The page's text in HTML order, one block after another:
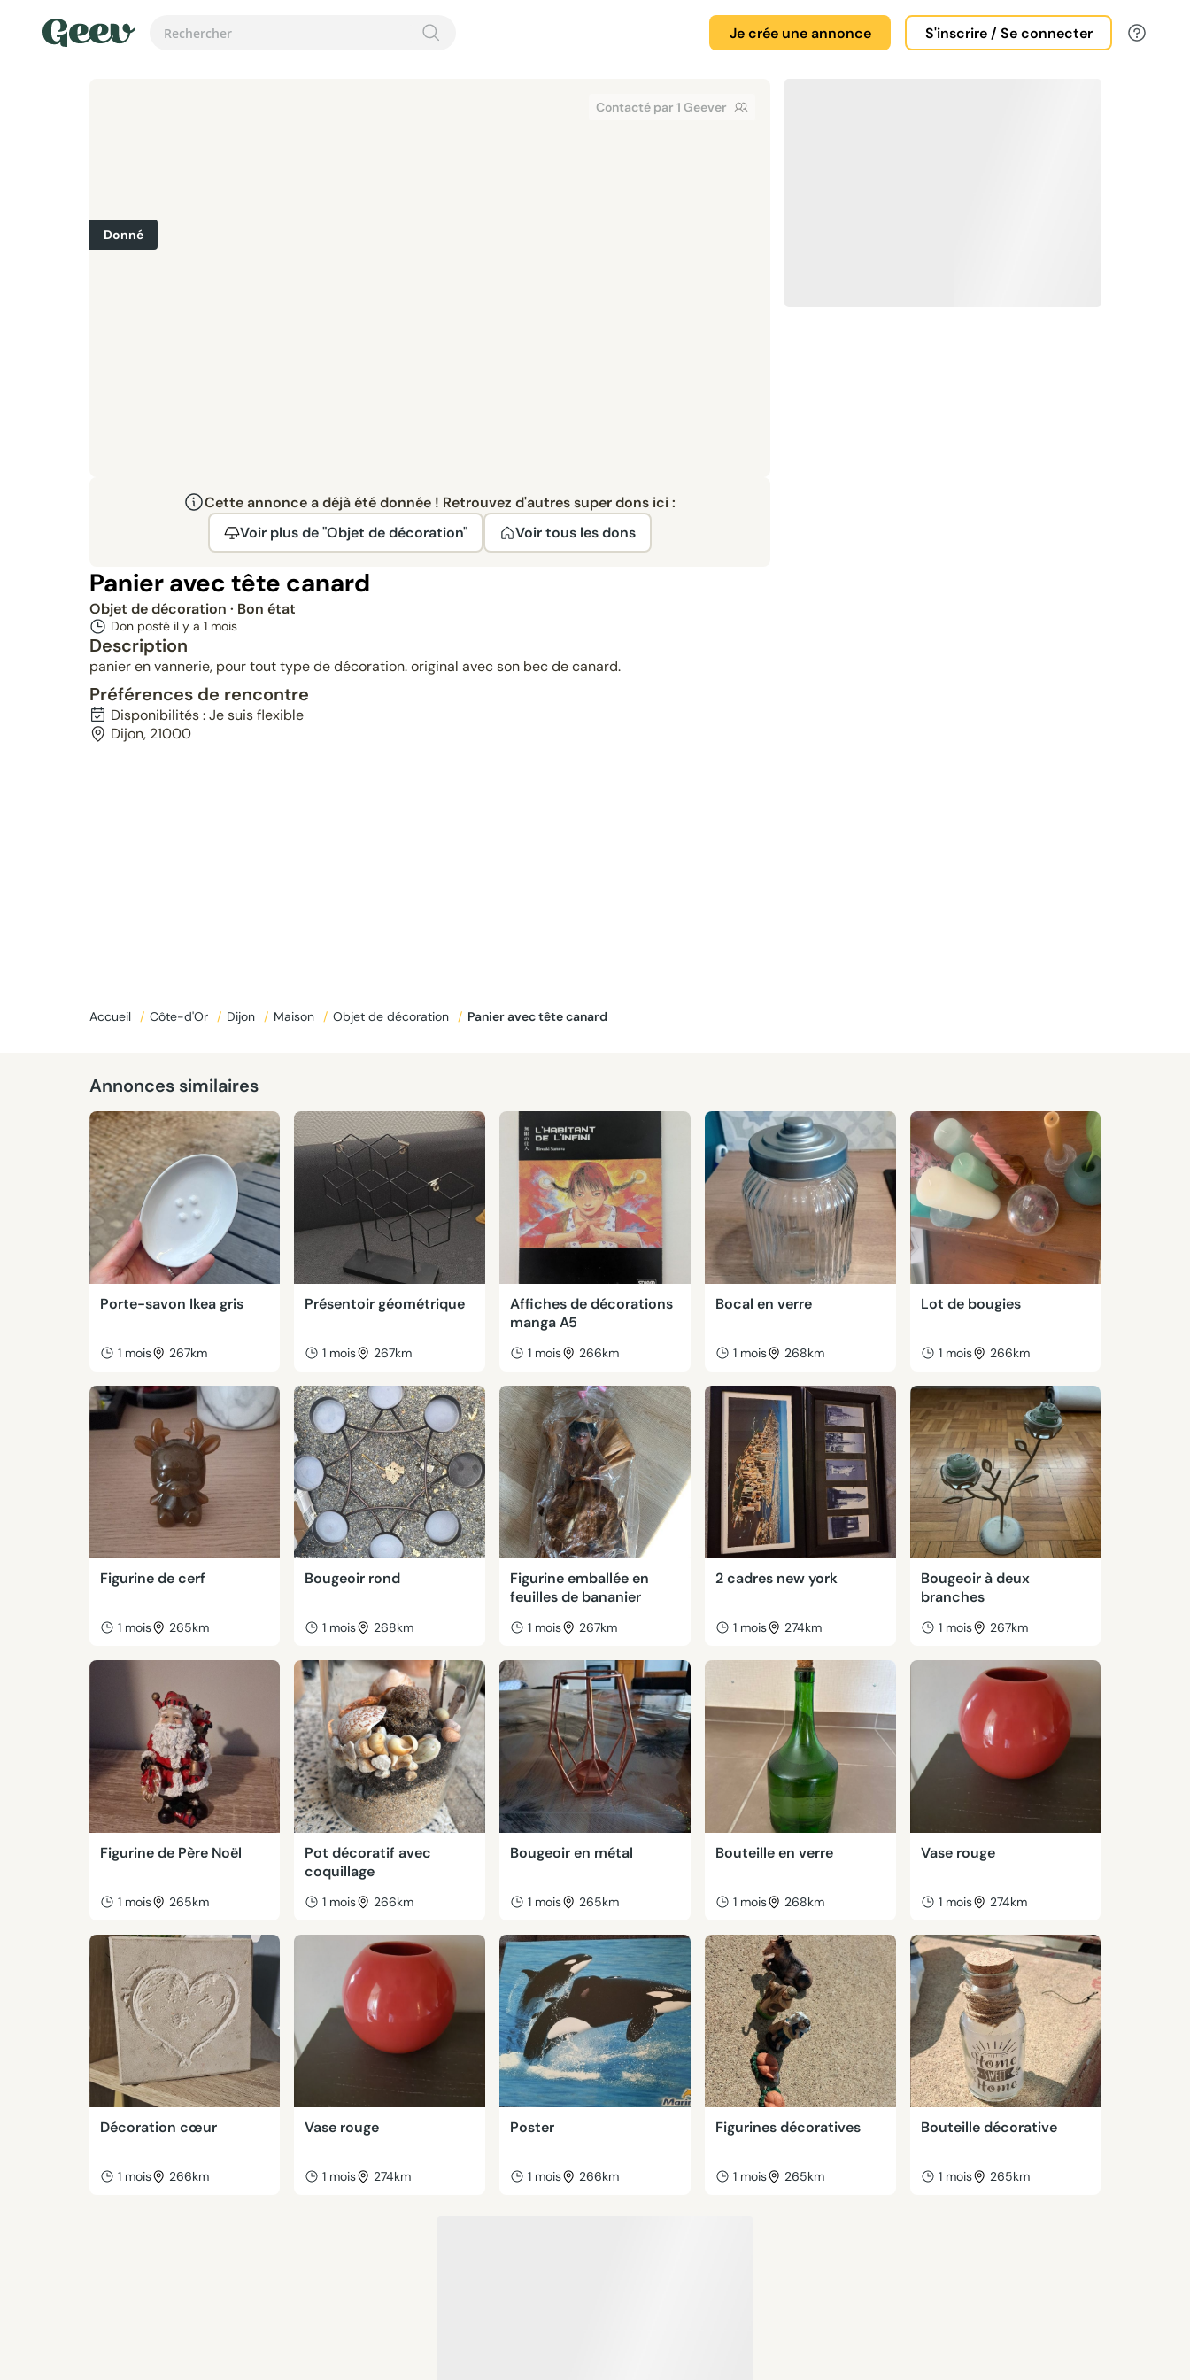
Je crée une annonce S'inscrire / Se connecter
Contacté par 1 Geever
Donné
Cette annonce a déjà été donnée ! Retrouvez d'autres super dons ici :
Voir plus de "Objet de décoration"
Voir tous les dons
Panier avec tête canard
Objet de décoration · Bon état
Don posté il y a 1 mois
Description
panier en vannerie, pour tout type de décoration. original avec son bec de canard.
Préférences de rencontre
Disponibilités : Je suis flexible
Dijon, 21000
Accueil / Côte-d'Or / Dijon / Maison / Objet de décoration / Panier avec tête canard
Annonces similaires
Porte-savon Ikea gris
1 mois 267km
Présentoir géométrique
1 mois 267km
Affiches de décorations
manga A5
1 mois 266km
Bocal en verre
1 mois 268km
Lot de bougies
1 mois 266km
Figurine de cerf
1 mois 265km
Bougeoir rond
1 mois 268km
Figurine emballée en
feuilles de bananier
1 mois 267km
2 cadres new york
1 mois 274km
Bougeoir à deux
branches
1 mois 267km
Figurine de Père Noël
1 mois 265km
Pot décoratif avec
coquillage
1 mois 266km
Bougeoir en métal
1 mois 265km
Bouteille en verre
1 mois 268km
Vase rouge
1 mois 274km
Décoration cœur
1 mois 266km
Vase rouge
1 mois 274km
Poster
1 mois 266km
Figurines décoratives
1 mois 265km
Bouteille décorative
1 mois 265km